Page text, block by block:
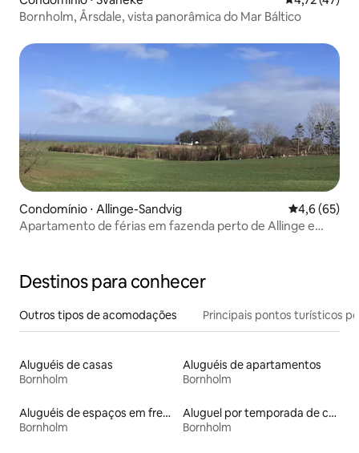
Bornholm, Årsdale, vista panorâmica do Mar Báltico
Condomínio ⋅ Allinge-Sandvig 4,6 de uma
4,6 (65)
Apartamento de férias em fazenda perto de Allinge e
Destinos para conhecer
Outros tipos de acomodações Principais pontos turísticos
Aluguéis de casas
Bornholm
Aluguéis de apartamentos
Bornholm
Aluguéis de espaços em frente à praia
Bornholm
Aluguel por temporada de casas de veraneio
Bornholm